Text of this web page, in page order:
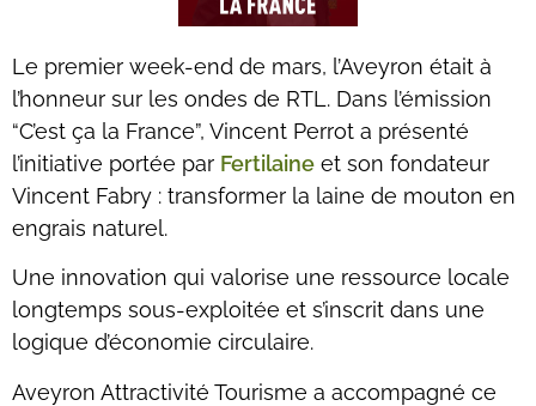
Le premier week-end de mars, l’Aveyron était à
l’honneur sur les ondes de RTL. Dans l’émission
“C’est ça la France”, Vincent Perrot a présenté
l’initiative portée par Fertilaine et son fondateur
Vincent Fabry : transformer la laine de mouton en
engrais naturel.
Une innovation qui valorise une ressource locale
longtemps sous-exploitée et s’inscrit dans une
logique d’économie circulaire.
Aveyron Attractivité Tourisme a accompagné ce